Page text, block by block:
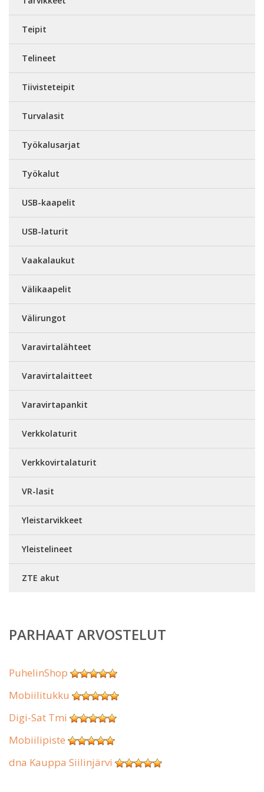
Teipit
Telineet
Tiivisteteipit
Turvalasit
Työkalusarjat
Työkalut
USB-kaapelit
USB-laturit
Vaakalaukut
Välikaapelit
Välirungot
Varavirtalähteet
Varavirtalaitteet
Varavirtapankit
Verkkolaturit
Verkkovirtalaturit
VR-lasit
Yleistarvikkeet
Yleistelineet
ZTE akut
PARHAAT ARVOSTELUT
PuhelinShop
Mobiilitukku
Digi-Sat Tmi
Mobiilipiste
dna Kauppa Siilinjärvi